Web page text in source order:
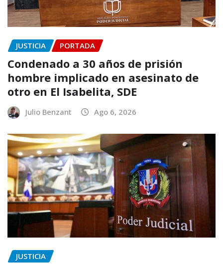
JUSTICIA PORTADA
Condenado a 30 años de prisión
hombre implicado en asesinato de
otro en El Isabelita, SDE
Julio Benzant Ago 6, 2026
JUSTICIA